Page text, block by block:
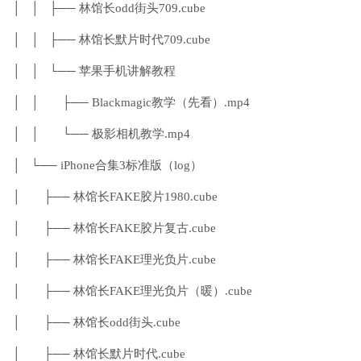
│ │ ├── 林馆长odd街头709.cube
│ │ ├── 林馆长默片时代709.cube
│ │ └── 苹果手机讲解教程
│ │ ├── Blackmagic教学（先看）.mp4
│ │ └── 极影相机教学.mp4
│ └── iPhone合集3标准版（log）
│ ├── 林馆长FAKE胶片1980.cube
│ ├── 林馆长FAKE胶片复古.cube
│ ├── 林馆长FAKE理光负片.cube
│ ├── 林馆长FAKE理光负片（暖）.cube
│ ├── 林馆长odd街头.cube
│ ├── 林馆长默片时代.cube